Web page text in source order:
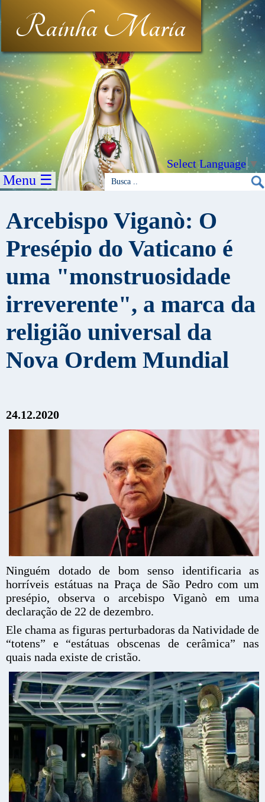
Rainha Maria
Select Language▼
Menu ☰
Arcebispo Viganò: O
Presépio do Vaticano é
uma "monstruosidade
irreverente", a marca da
religião universal da
Nova Ordem Mundial
24.12.2020
Ninguém dotado de bom senso identificaria as
horríveis estátuas na Praça de São Pedro com um
presépio, observa o arcebispo Viganò em uma
declaração de 22 de dezembro.
Ele chama as figuras perturbadoras da Natividade de
“totens” e “estátuas obscenas de cerâmica” nas
quais nada existe de cristão.